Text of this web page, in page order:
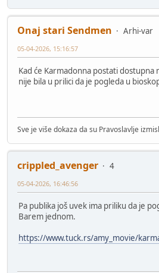
Onaj stari Sendmen
Arhi-var
05-04-2026, 15:16:57
Kad će Karmadonna postati dostupna
nije bila u prilici da je pogleda u
Sve je više dokaza da su Pravoslavlje
crippled_avenger
4
05-04-2026, 16:46:56
Pa publika još uvek ima priliku da je
Barem jednom.
https://www.tuck.rs/amy_movie/